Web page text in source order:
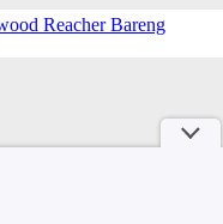
Reacher Bareng